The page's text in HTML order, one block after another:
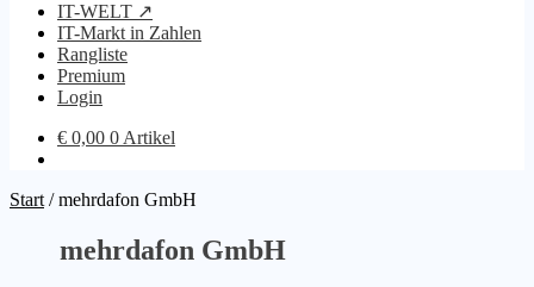
IT-WELT ↗
IT-Markt in Zahlen
Rangliste
Premium
Login
€ 0,00 0 Artikel
Start /mehrdafon GmbH
mehrdafon GmbH